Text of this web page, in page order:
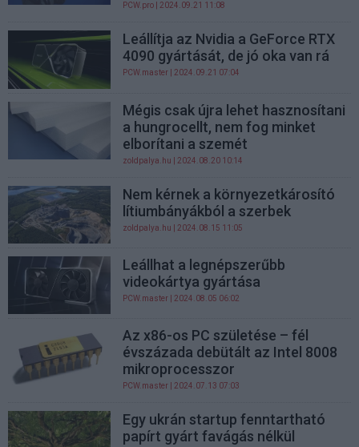
PCW.pro | 2024.09.21 11:08
Leállítja az Nvidia a GeForce RTX
4090 gyártását, de jó oka van rá
PCW.master | 2024.09.21 07:04
Mégis csak újra lehet hasznosítani
a hungrocellt, nem fog minket
elborítani a szemét
zoldpalya.hu | 2024.08.20 10:14
Nem kérnek a környezetkárosító
lítiumbányákból a szerbek
zoldpalya.hu | 2024.08.15 11:05
Leállhat a legnépszerűbb
videokártya gyártása
PCW.master | 2024.08.05 06:02
Az x86-os PC születése – fél
évszázada debütált az Intel 8008
mikroprocesszor
PCW.master | 2024.07.13 07:03
Egy ukrán startup fenntartható
papírt gyárt favágás nélkül